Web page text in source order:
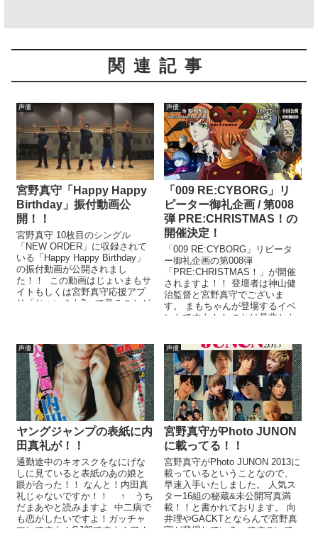
関連記事
声優
宮野真守「Happy Happy
Birthday」振付動画公
開！！
宮野真守 10枚目のシングル
「NEW ORDER」に収録されて
いる「Happy Happy Birthday」
の振付動画が公開されまし
た！！ この動画はじょいまもサ
イトもしくは宮野真守応援アプ
リ「じょいまも2」で見ることが
声優
「009 RE:CYBORG」リ
ピーター御礼企画 / 第008
弾 PRE:CHRISTMAS！の
開催決定！
「009 RE:CYBORG」リピータ
ー御礼企画の第008弾
「PRE:CHRISTMAS！」が開催
されますよ！！ 登壇者は神山健
治監督と宮野真守でございま
す。 まもちゃんが登場するイベ
ントですよ！！ これは是非とも
声優
ヤングジャンプの表紙に内
田真礼が！！
通勤途中のキオスクをなにげな
しに見ていると表紙のあの娘と
眼が合った！！ なんと！内田真
礼じゃないですか！！ ↑ うち
だまあやと読みますよ 中二病で
も恋がしたいですよ！ガッチャ
マンですよ！GJ部ですよ！アオ
声優
宮野真守がPhoto JUNON
に載ってる！！
宮野真守がPhoto JUNON 2013に
載っているということなので、
早速入手いたしました。 人気ス
ター16組の秘蔵&未公開写真満
載！！と書かれております。 向
井理やGACKTとならんで宮野真
守が登場しているってすごいで